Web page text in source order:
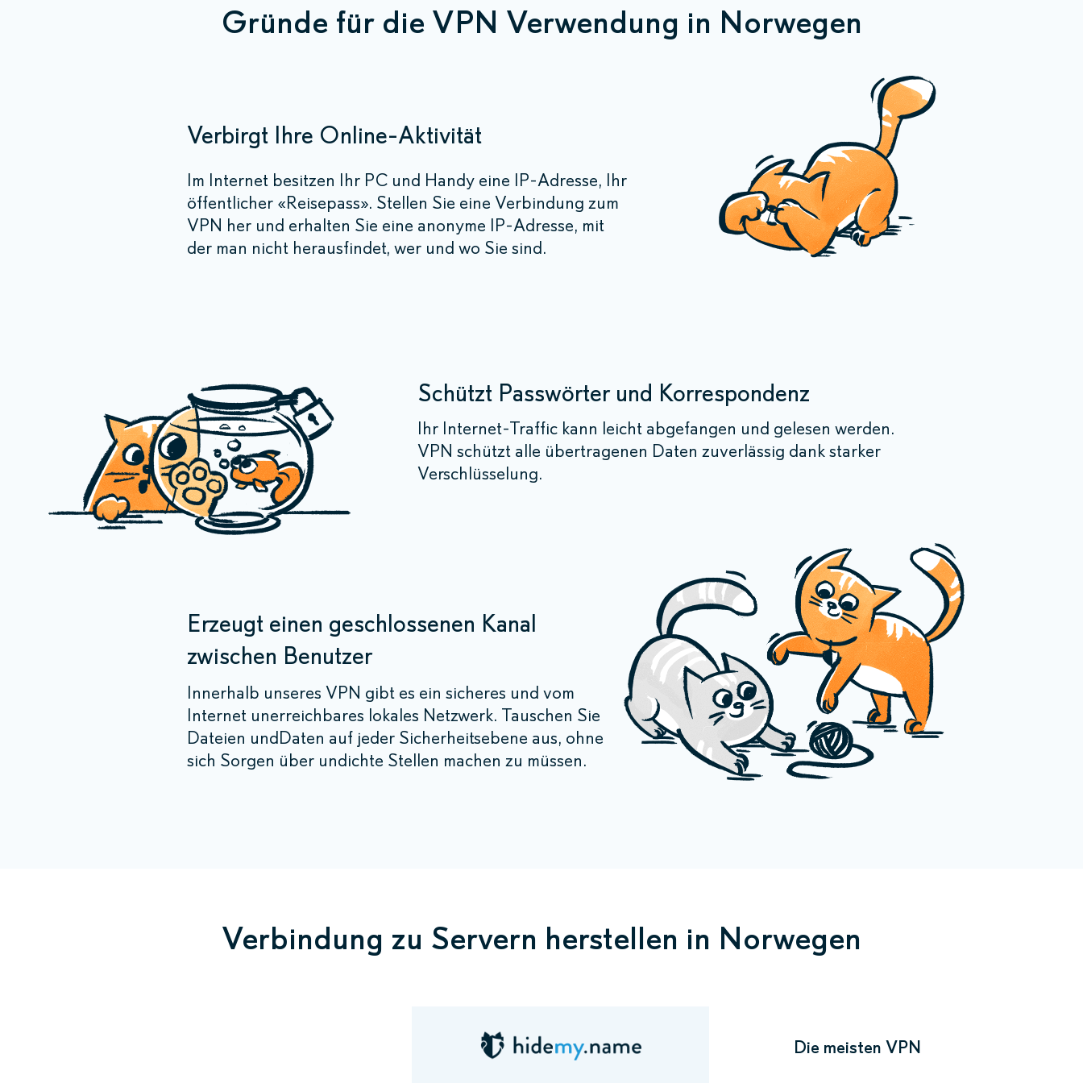
Gründe für die VPN Verwendung in Norwegen
Verbirgt Ihre Online-Aktivität
Im Internet besitzen Ihr PC und Handy eine IP-Adresse, Ihr
öffentlicher «Reisepass». Stellen Sie eine Verbindung zum
VPN her und erhalten Sie eine anonyme IP-Adresse, mit
der man nicht herausfindet, wer und wo Sie sind.
Schützt Passwörter und Korrespondenz
Ihr Internet-Traffic kann leicht abgefangen und gelesen werden.
VPN schützt alle übertragenen Daten zuverlässig dank starker
Verschlüsselung.
Erzeugt einen geschlossenen Kanal
zwischen Benutzer
Innerhalb unseres VPN gibt es ein sicheres und vom
Internet unerreichbares lokales Netzwerk. Tauschen Sie
Dateien undDaten auf jeder Sicherheitsebene aus, ohne
sich Sorgen über undichte Stellen machen zu müssen.
Verbindung zu Servern herstellen in Norwegen
Die meisten VPN